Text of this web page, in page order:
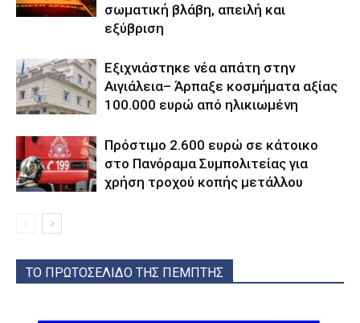
σωματική βλάβη, απειλή και
εξύβριση
Εξιχνιάστηκε νέα απάτη στην
Αιγιάλεια– Άρπαξε κοσμήματα αξίας
100.000 ευρώ από ηλικιωμένη
Πρόστιμο 2.600 ευρώ σε κάτοικο
στο Πανόραμα Συμπολιτείας για
χρήση τροχού κοπής μετάλλου
ΤΟ ΠΡΩΤΟΣΕΛΙΔΟ ΤΗΣ ΠΕΜΠΤΗΣ